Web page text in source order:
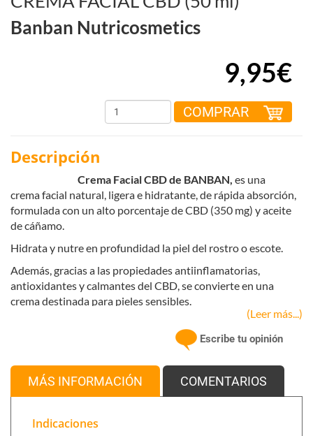
Banban Nutricosmetics
9,95€
COMPRAR
Descripción
Crema Facial CBD de BANBAN, es una
crema facial natural, ligera e hidratante, de rápida absorción,
formulada con un alto porcentaje de CBD (350 mg) y aceite
de cáñamo.
Hidrata y nutre en profundidad la piel del rostro o escote.
Además, gracias a las propiedades antiinflamatorias,
antioxidantes y calmantes del CBD, se convierte en una
crema destinada para pieles sensibles.
Crema Facial de Germen de Arroz (50 ml),para pieles
maduras y sensibles.
Jabón Germen de Arroz (100 g),para limpieza
(Leer más...)
Escribe tu opinión
MÁS INFORMACIÓN COMENTARIOS
Indicaciones